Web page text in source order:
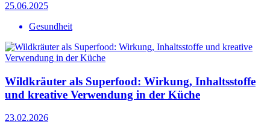
25.06.2025
Gesundheit
Wildkräuter als Superfood: Wirkung, Inhaltsstoffe
und kreative Verwendung in der Küche
23.02.2026